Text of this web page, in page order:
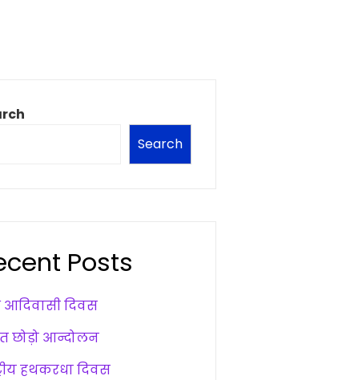
Search
Posts
आदिवासी दिवस
छोड़ो आन्दोलन
हथकरधा दिवस